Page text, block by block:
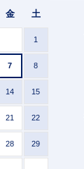
金 土
1
7 8
14 15
21 22
28 29